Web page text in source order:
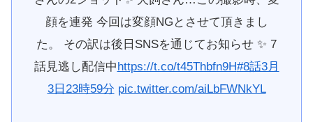
顔を連発 今回は変顔NGとさせて頂きまし
た。 その訳は後日SNSを通じてお知らせ ✨ 7
話見逃し配信中 https://t.co/t45Thbfn9H#8話3月
3日23時59分 pic.twitter.com/aiLbFWNkYL